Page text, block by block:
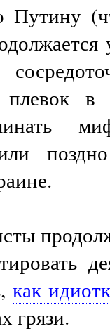
Путину
плевок
как
грязи.